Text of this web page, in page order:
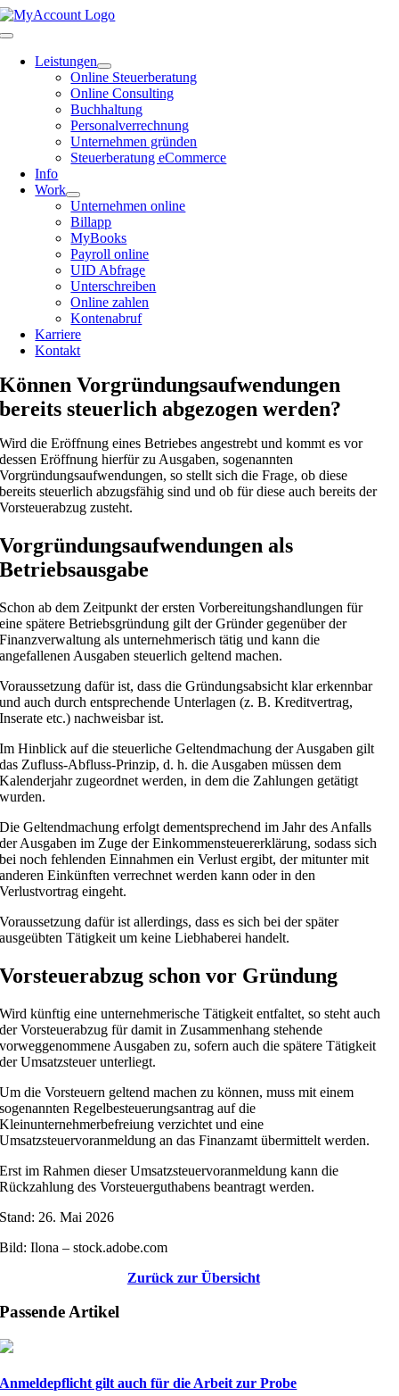
Zum
Inhalt
Toggle
NavigationLeistungen
Online Steuerberatung
Online Consulting
Buchhaltung
Personalverrechnung
Unternehmen gründen
Steuerberatung eCommerce
Info
Work
Unternehmen online
Billapp
MyBooks
Payroll online
UID Abfrage
Unterschreiben
Online zahlen
Kontenabruf
Karriere
Kontakt
Können Vorgründungsaufwendungen
bereits steuerlich abgezogen werden?
Wird die Eröffnung eines Betriebes angestrebt und kommt es vor
dessen Eröffnung hierfür zu Ausgaben, sogenannten
Vorgründungsaufwendungen, so stellt sich die Frage, ob diese
bereits steuerlich abzugsfähig sind und ob für diese auch bereits der
Vorsteuerabzug zusteht.
Vorgründungsaufwendungen als
Betriebsausgabe
Schon ab dem Zeitpunkt der ersten Vorbereitungshandlungen für
eine spätere Betriebsgründung gilt der Gründer gegenüber der
Finanzverwaltung als unternehmerisch tätig und kann die
angefallenen Ausgaben steuerlich geltend machen.
Voraussetzung dafür ist, dass die Gründungsabsicht klar erkennbar
und auch durch entsprechende Unterlagen (z. B. Kreditvertrag,
Inserate etc.) nachweisbar ist.
Im Hinblick auf die steuerliche Geltendmachung der Ausgaben gilt
das Zufluss-Abfluss-Prinzip, d. h. die Ausgaben müssen dem
Kalenderjahr zugeordnet werden, in dem die Zahlungen getätigt
wurden.
Die Geltendmachung erfolgt dementsprechend im Jahr des Anfalls
der Ausgaben im Zuge der Einkommensteuererklärung, sodass sich
bei noch fehlenden Einnahmen ein Verlust ergibt, der mitunter mit
anderen Einkünften verrechnet werden kann oder in den
Verlustvortrag eingeht.
Voraussetzung dafür ist allerdings, dass es sich bei der später
ausgeübten Tätigkeit um keine Liebhaberei handelt.
Vorsteuerabzug schon vor Gründung
Wird künftig eine unternehmerische Tätigkeit entfaltet, so steht auch
der Vorsteuerabzug für damit in Zusammenhang stehende
vorweggenommene Ausgaben zu, sofern auch die spätere Tätigkeit
der Umsatzsteuer unterliegt.
Um die Vorsteuern geltend machen zu können, muss mit einem
sogenannten Regelbesteuerungsantrag auf die
Kleinunternehmerbefreiung verzichtet und eine
Umsatzsteuervoranmeldung an das Finanzamt übermittelt werden.
Erst im Rahmen dieser Umsatzsteuervoranmeldung kann die
Rückzahlung des Vorsteuerguthabens beantragt werden.
Stand: 26. Mai 2026
Bild: Ilona – stock.adobe.com
Zurück zur Übersicht
Passende Artikel
Anmeldepflicht gilt auch für die Arbeit zur Probe